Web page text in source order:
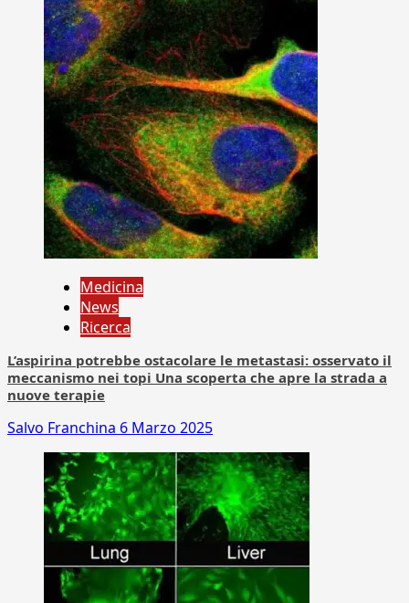
Medicina
News
Ricerca
L’aspirina potrebbe ostacolare le metastasi: osservato il
meccanismo nei topi Una scoperta che apre la strada a
nuove terapie
Salvo Franchina 6 Marzo 2025